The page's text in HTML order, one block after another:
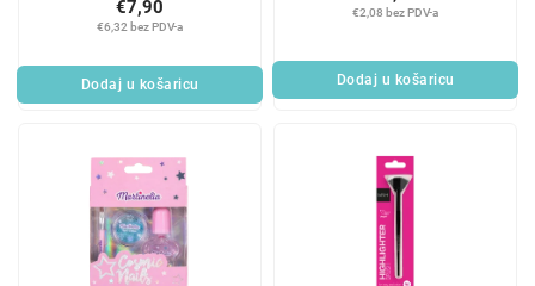
€6,32 bez PDV-a
€7,90
Dodaj u košaricu
€2,08 bez PDV-a
Dodaj u košaricu